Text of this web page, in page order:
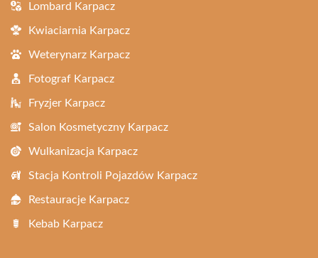
Lombard Karpacz
Kwiaciarnia Karpacz
Weterynarz Karpacz
Fotograf Karpacz
Fryzjer Karpacz
Salon Kosmetyczny Karpacz
Wulkanizacja Karpacz
Stacja Kontroli Pojazdów Karpacz
Restauracje Karpacz
Kebab Karpacz